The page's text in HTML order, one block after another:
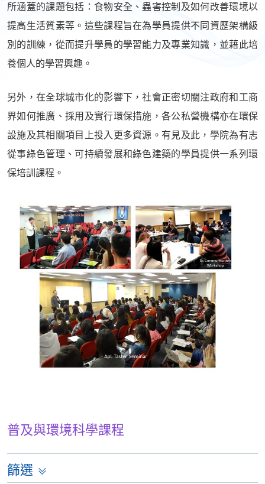
所涵蓋的課題包括：食物安全、蟲害控制及如何改善環境以
提高生活質素等。這些課程旨在為學員提供不同資歷架構級
別的訓練，從而提升學員的學習能力及專業知識，並藉此培
養個人的學習興趣。
另外，在全球城市化的影響下，社會正密切關注政府和工商
界如何推廣、採用及實行環保措施，各公私營機構亦在環保
設施及其相關項目上投入更多資源。有見及此，學院為有志
從事綠色管理、可持續發展和綠色建築的學員提供一系列環
保培訓課程。
普及與環境科學課程
篩選